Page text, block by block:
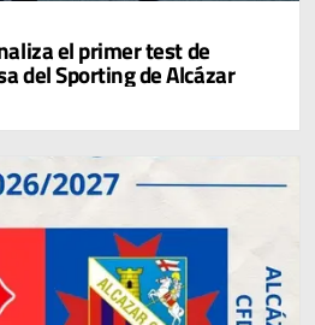
el primer test de
del Sporting de Alcázar